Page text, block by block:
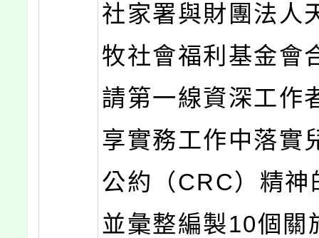
社家署與財團法人
牧社會福利基金會
請第一線資深工作
享實務工作中落實
公約（CRC）精神
並彙整編製10個關